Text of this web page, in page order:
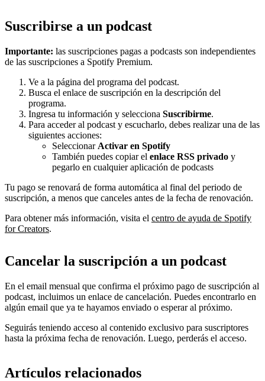
Suscribirse a un podcast
Importante: las suscripciones pagas a podcasts son independientes
de las suscripciones a Spotify Premium.
Ve a la página del programa del podcast.
Busca el enlace de suscripción en la descripción del
programa.
Ingresa tu información y selecciona Suscribirme.
Para acceder al podcast y escucharlo, debes realizar una de las
siguientes acciones:
Seleccionar Activar en Spotify
También puedes copiar el enlace RSS privado y
pegarlo en cualquier aplicación de podcasts
Tu pago se renovará de forma automática al final del periodo de
suscripción, a menos que canceles antes de la fecha de renovación.
Para obtener más información, visita el centro de ayuda de Spotify
for Creators.
Cancelar la suscripción a un podcast
En el email mensual que confirma el próximo pago de suscripción al
podcast, incluimos un enlace de cancelación. Puedes encontrarlo en
algún email que ya te hayamos enviado o esperar al próximo.
Seguirás teniendo acceso al contenido exclusivo para suscriptores
hasta la próxima fecha de renovación. Luego, perderás el acceso.
Artículos relacionados